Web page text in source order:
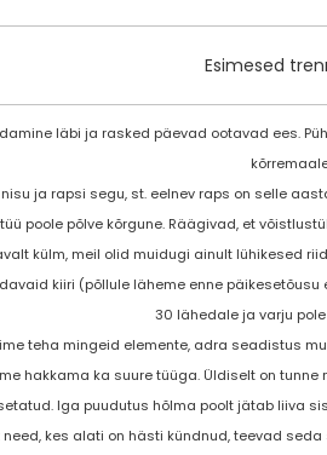
Esimesed
läbi ja rasked päevad ootavad ees.
nisu ja rapsi segu, st. eelnev raps on selle
poole põlve kõrgune. Räägivad, et
külm, meil olid muidugi ainult lühikesed
kiiri (põllule läheme enne
30 lähedale ja varju
teha mingeid elemente, adra seadistus
hakkama ka suure tüüga. Üldiselt on
Iga puudutus hõlma poolt jätab liiva
need, kes alati on hästi kündnud, teevad